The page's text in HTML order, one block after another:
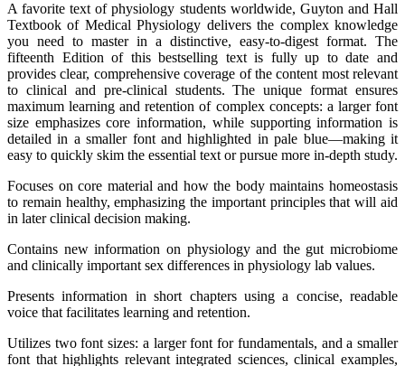
A favorite text of physiology students worldwide, Guyton and Hall
Textbook of Medical Physiology delivers the complex knowledge
you need to master in a distinctive, easy-to-digest format. The
fifteenth Edition of this bestselling text is fully up to date and
provides clear, comprehensive coverage of the content most relevant
to clinical and pre-clinical students. The unique format ensures
maximum learning and retention of complex concepts: a larger font
size emphasizes core information, while supporting information is
detailed in a smaller font and highlighted in pale blue―making it
easy to quickly skim the essential text or pursue more in-depth study.
Focuses on core material and how the body maintains homeostasis
to remain healthy, emphasizing the important principles that will aid
in later clinical decision making.
Contains new information on physiology and the gut microbiome
and clinically important sex differences in physiology lab values.
Presents information in short chapters using a concise, readable
voice that facilitates learning and retention.
Utilizes two font sizes: a larger font for fundamentals, and a smaller
font that highlights relevant integrated sciences, clinical examples,